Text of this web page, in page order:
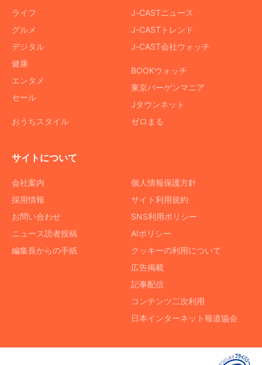
ライフ
グルメ
デジタル
健康
エンタメ
セール
おうちスタイル
J-CASTニュース
J-CASTトレンド
J-CAST会社ウォッチ
BOOKウォッチ
東京バーゲンマニア
Jタウンネット
ゼロまる
サイトについて
会社案内
採用情報
お問い合わせ
ニュース読者投稿
編集長からの手紙
個人情報保護方針
サイト利用規約
SNS利用ポリシー
AIポリシー
クッキーの利用について
広告掲載
記事配信
コンテンツ二次利用
日本インターネット報道協会